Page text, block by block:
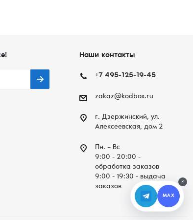
Наши контакты
+7 495-125-19-45
zakaz@kodbox.ru
г. Дзержинский, ул.
Алексеевская, дом 2
Пн. – Вc
9:00 - 20:00 -
обработка заказов
9:00 - 19:30 - выдача
заказов
×
MAX